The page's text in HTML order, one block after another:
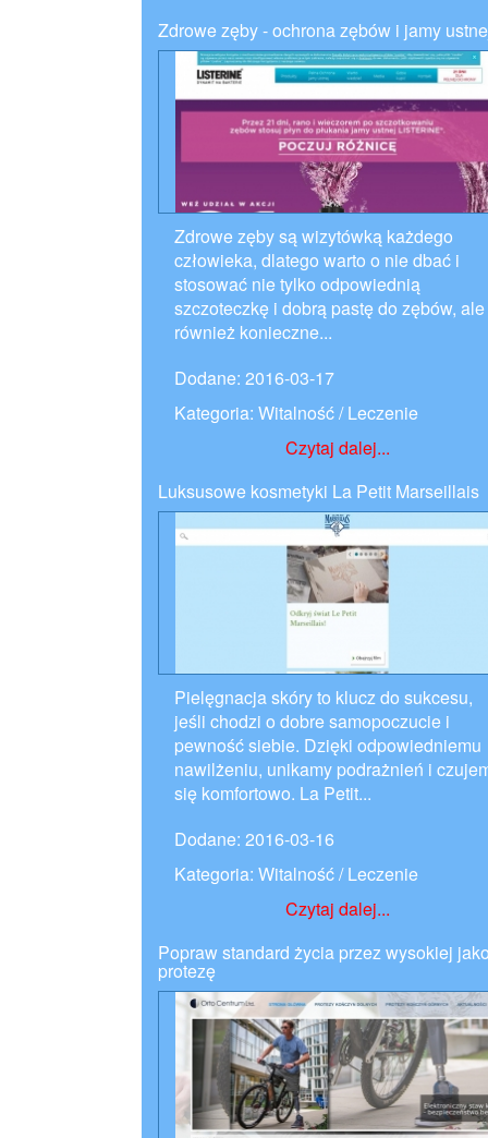
Zdrowe zęby - ochrona zębów i jamy
Zdrowe zęby są wizytówką każdego
człowieka, dlatego warto o nie dbać i
stosować nie tylko odpowiednią
szczoteczkę i dobrą pastę do zębów, ale
również konieczne...
Dodane: 2016-03-17
Kategoria: Witalność / Leczenie
Czytaj dalej...
Luksusowe kosmetyki La Petit Marseillais
Pielęgnacja skóry to klucz do sukcesu,
jeśli chodzi o dobre samopoczucie i
pewność siebie. Dzięki odpowiedniemu
nawilżeniu, unikamy podrażnień i
się komfortowo. La Petit...
Dodane: 2016-03-16
Kategoria: Witalność / Leczenie
Czytaj dalej...
Popraw standard życia przez wysokiej
protezę